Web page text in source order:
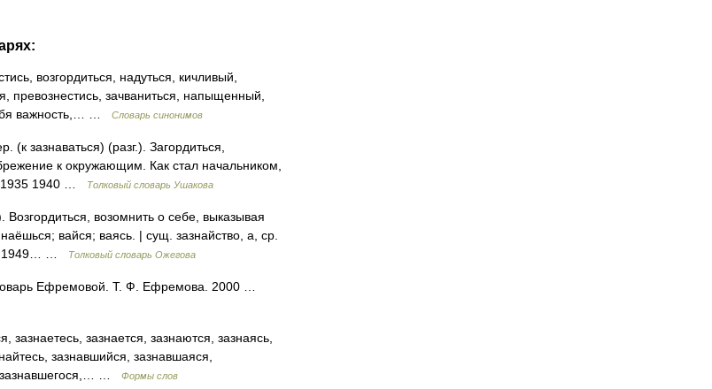
возгордиться, надуться, кичливый,
превознестись, зачваниться, напыщенный,
важность,… …
Словарь синонимов
зазнаваться) (разг.). Загордиться,
к окружающим. Как стал начальником,
1935 1940 …
Толковый словарь Ушакова
возомнить о себе, выказывая
вайся; ваясь. | сущ. зазнайство, а, ср.
1949… …
Толковый словарь Ожегова
Ефремовой. Т. Ф. Ефремова. 2000 …
зазнается, зазнаются, зазнаясь,
зазнавшийся, зазнавшаяся,
зазнавшегося,… …
Формы слов